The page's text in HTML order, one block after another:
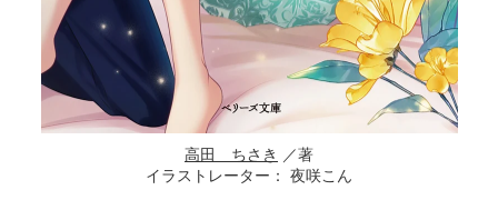
高田 ちさき
／著
イラストレーター： 夜咲こん